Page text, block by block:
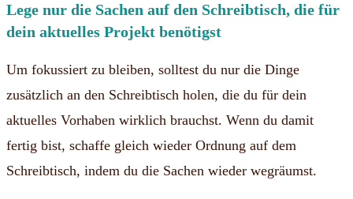
Lege nur die Sachen auf den Schreibtisch, die für
dein aktuelles Projekt benötigst
Um fokussiert zu bleiben, solltest du nur die Dinge
zusätzlich an den Schreibtisch holen, die du für dein
aktuelles Vorhaben wirklich brauchst. Wenn du damit
fertig bist, schaffe gleich wieder Ordnung auf dem
Schreibtisch, indem du die Sachen wieder wegräumst.